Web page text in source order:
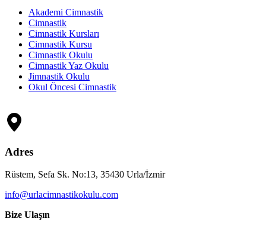
Akademi Cimnastik
Cimnastik
Cimnastik Kursları
Cimnastik Kursu
Cimnastik Okulu
Cimnastik Yaz Okulu
Jimnastik Okulu
Okul Öncesi Cimnastik
Adres
Rüstem, Sefa Sk. No:13, 35430 Urla/İzmir
info@urlacimnastikokulu.com
Bize Ulaşın